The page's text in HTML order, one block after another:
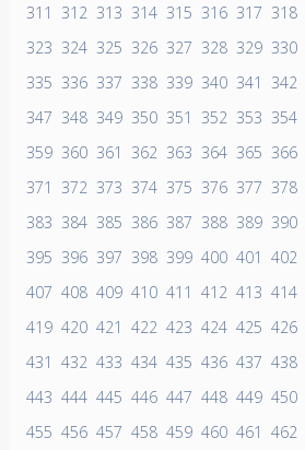
311
312 313 314 315 316 317 318
323 324 325 326 327 328 329 330
335 336 337 338 339 340 341 342
347 348 349 350 351 352 353 354
359 360 361 362 363 364 365 366
371
372 373 374 375 376 377 378
383 384 385 386 387 388 389 390
395 396 397 398 399 400 401 402
407 408 409 410 411 412 413 414
419 420 421 422 423 424 425 426
431 432 433 434 435 436 437 438
443 444 445 446 447 448 449 450
455 456 457 458 459 460 461 462